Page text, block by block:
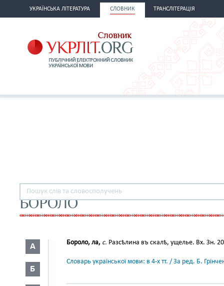
УКРАЇНСЬКА ЛІТЕРАТУРА СЛОВНИК ТРАНСЛІТЕРАЦІЯ
БОРОЛО
А
Б
Бороло, ла, с. Разсѣлина въ скалѣ, ущелье. Вх. Зн.
Словарь української мови: в 4-х тт. / За ред. Б.